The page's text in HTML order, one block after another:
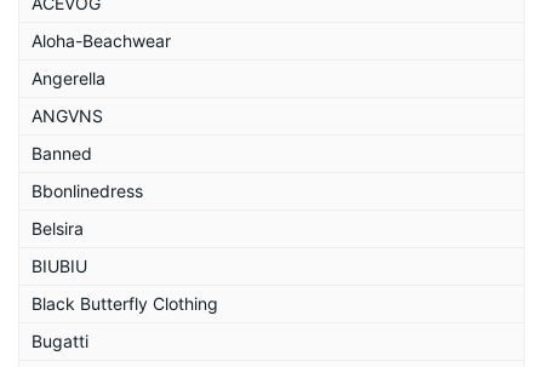
Aloha-Beachwear
Angerella
ANGVNS
Banned
Bbonlinedress
Belsira
BIUBIU
Black Butterfly Clothing
Bugatti